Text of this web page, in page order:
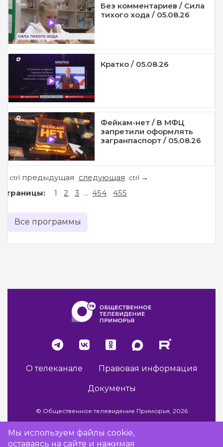
Без комментариев / Сила
тихого хода / 05.08.26
Кратко / 05.08.26
Фейкам-нет / В МФЦ
запретили оформлять
загранпаспорт / 05.08.26
ctrl предыдущая следующая ctrl →
Страницы: 1 2 3 ... 454 455
Все программы
О телеканале Правовая информация
Документы
© Общественное телевидение Приморья, 2026
Разработка сайта -Vladweb
Мы используем файлы cookie,
оставаясь на сайте и нажимая